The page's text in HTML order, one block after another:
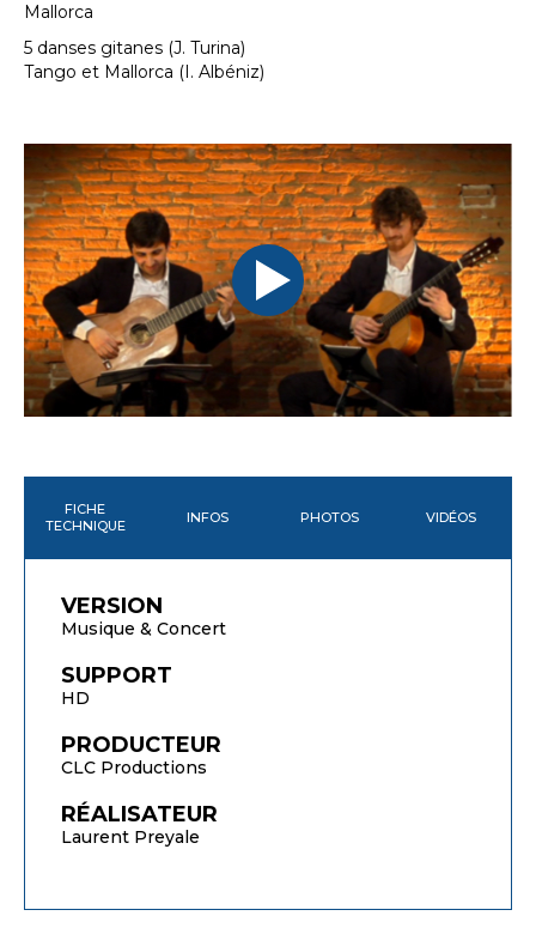
Mallorca
5 danses gitanes (J. Turina)
Tango et Mallorca (I. Albéniz)
FICHE
TECHNIQUE
INFOS PHOTOS VIDÉOS
VERSION
Musique & Concert
SUPPORT
HD
PRODUCTEUR
CLC Productions
RÉALISATEUR
Laurent Preyale